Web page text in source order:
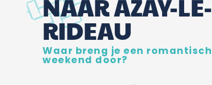
NAAR AZAY-LE-
RIDEAU
Waar breng je een romantisch
weekend door?